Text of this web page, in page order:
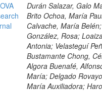
Durán Salazar, Galo
Brito Ochoa, María
Calvache, María
González, Rosa;
Antonia; Velasteguí
Bustamante Chong,
Algora Buenafé,
María; Delgado
María Auxiliadora;